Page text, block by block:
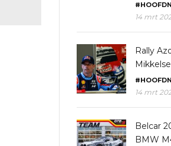
14 mrt
Rally
14 mrt
Belcar
BMW